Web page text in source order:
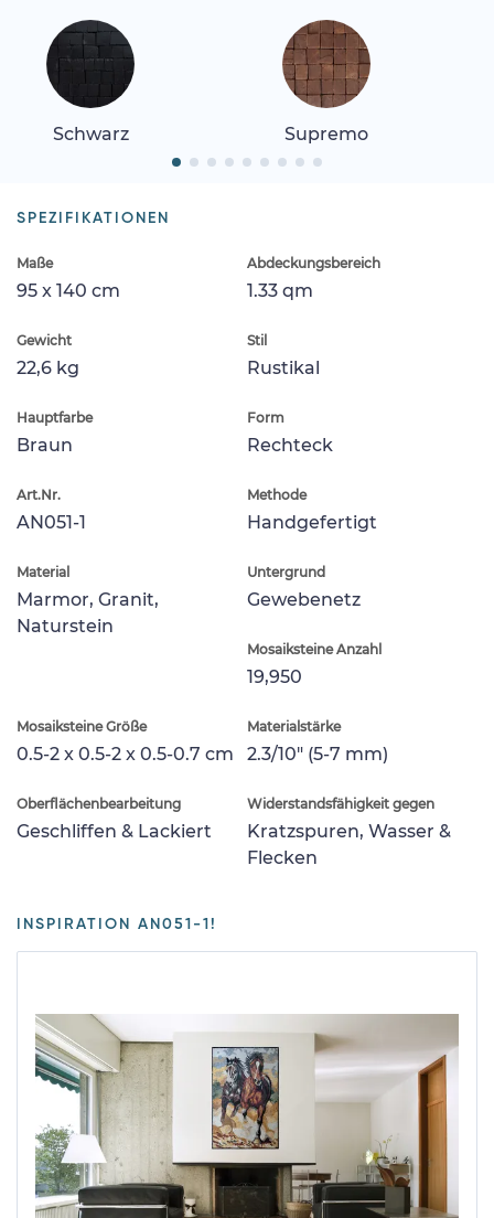
Schwarz Supremo
SPEZIFIKATIONEN
Maße
95 x 140 cm
Abdeckungsbereich
1.33 qm
Gewicht
22,6 kg
Stil
Rustikal
Hauptfarbe
Braun
Form
Rechteck
Art.Nr.
AN051-1
Methode
Handgefertigt
Material
Marmor, Granit,
Naturstein
Untergrund
Gewebenetz
Mosaiksteine Anzahl
19,950
Mosaiksteine Größe
0.5-2 x 0.5-2 x 0.5-0.7 cm
Materialstärke
2.3/10" (5-7 mm)
Oberflächenbearbeitung
Geschliffen & Lackiert
Widerstandsfähigkeit gegen
Kratzspuren, Wasser &
Flecken
INSPIRATION AN051-1!